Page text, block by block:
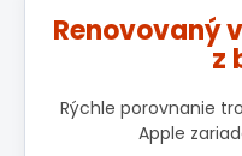
Renovovaný
z
Rýchle porovnanie
Apple